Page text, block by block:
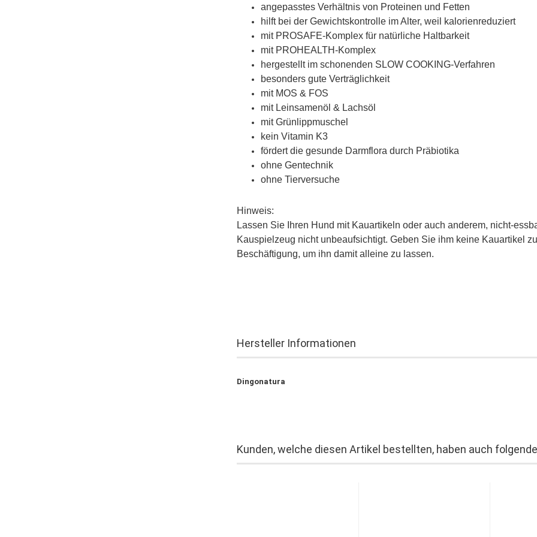
angepasstes Verhältnis von Proteinen und Fetten
hilft bei der Gewichtskontrolle im Alter, weil kalorienreduziert
mit PROSAFE-Komplex für natürliche Haltbarkeit
mit PROHEALTH-Komplex
hergestellt im schonenden SLOW COOKING-Verfahren
besonders gute Verträglichkeit
mit MOS & FOS
mit Leinsamenöl & Lachsöl
mit Grünlippmuschel
kein Vitamin K3
fördert die gesunde Darmflora durch Präbiotika
ohne Gentechnik
ohne Tierversuche
Hinweis:
Lassen Sie Ihren Hund mit Kauartikeln oder auch anderem, nicht-
Kauspielzeug nicht unbeaufsichtigt. Geben Sie ihm keine Kauartikel
Beschäftigung, um ihn damit alleine zu lassen.
Hersteller Informationen
Dingonatura
Kunden, welche diesen Artikel bestellten, haben auch